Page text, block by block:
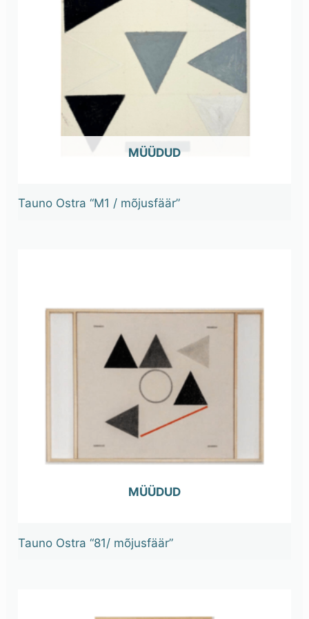
OUT OF STOCK
Tauno Ostra “M1 / mõjusfäär”
OUT OF STOCK
Tauno Ostra “81/ mõjusfäär”